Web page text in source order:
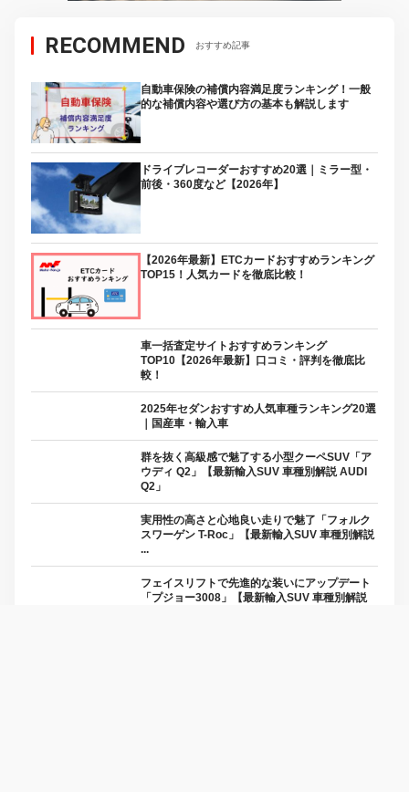
RECOMMEND おすすめ記事
自動車保険の補償内容満足度ランキング！一般
的な補償内容や選び方の基本も解説します
ドライブレコーダーおすすめ20選｜ミラー型・
前後・360度など【2026年】
【2026年最新】ETCカードおすすめランキング
TOP15！人気カードを徹底比較！
車一括査定サイトおすすめランキング
TOP10【2026年最新】口コミ・評判を徹底比
較！
2025年セダンおすすめ人気車種ランキング20選
群を抜く高級感で魅了する小型クーペSUV「ア
ウディ Q2」【最新輸入SUV 車種別解説 AUDI
Q2」